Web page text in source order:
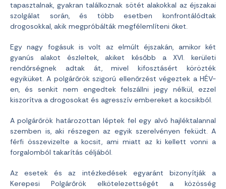
tapasztalnak, gyakran találkoznak sötét alakokkal az éjszakai
szolgálat során, és több esetben konfrontálódtak
drogosokkal, akik megpróbálták megfélemlíteni őket.
Egy nagy fogásuk is volt az elmúlt éjszakán, amikor két
gyanús alakot észleltek, akiket később a XVI. kerületi
rendőrségnek adtak át, mivel kifosztásért körözték
egyiküket. A polgárőrök szigorú ellenőrzést végeztek a HÉV-
en, és senkit nem engedtek felszállni jegy nélkül, ezzel
kiszorítva a drogosokat és agresszív embereket a kocsikból.
A polgárőrök határozottan léptek fel egy alvó hajléktalannal
szemben is, aki részegen az egyik szerelvényen feküdt. A
férfi összevizelte a kocsit, ami miatt az ki kellett vonni a
forgalomból takarítás céljából.
Az esetek és az intézkedések egyaránt bizonyítják a
Kerepesi Polgárőrök elkötelezettségét a közösség